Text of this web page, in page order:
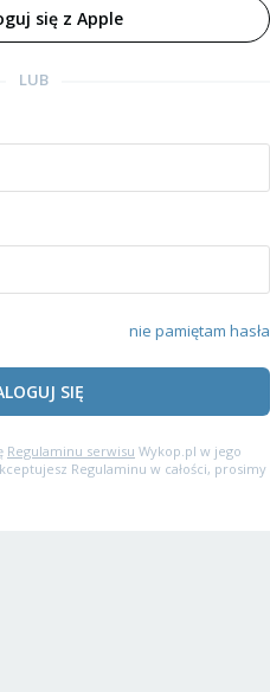
się z Apple
LUB
nie pamiętam hasła
SIĘ
Regulaminu serwisu Wykop.pl w jego
Regulaminu w całości, prosimy